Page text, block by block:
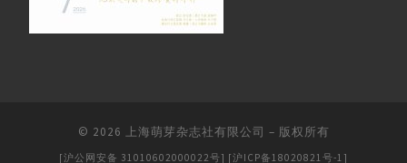
© 2026 上海萌芽杂志社有限公司 – 版权所有
[沪公网安备 31010602000022号] [沪ICP备18020821号-1]